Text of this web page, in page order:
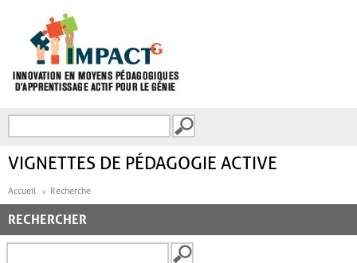
FORMULAIRE DE
VIGNETTES DE PÉDAGOGIE ACTIVE
Accueil Recherche
RECHERCHER